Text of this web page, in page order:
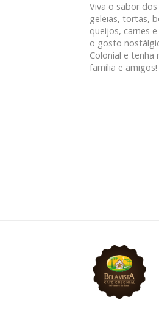
Viva o sabor
geleias, tortas,
queijos, carnes
o gosto
Colonial e tenha
família e amigos!